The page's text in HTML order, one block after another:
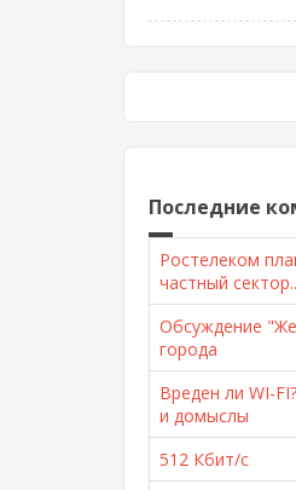
Последние
Ростелеком
частный
Обсуждение
города
Вреден ли WI-
и домыслы
512 Кбит/с